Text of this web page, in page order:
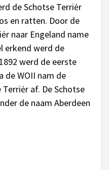
de Schotse Terriėr
en ratten. Door de
naar Engeland name
erkend werd de
werd de eerste
de WOII nam de
af. De Schotse
de naam Aberdeen